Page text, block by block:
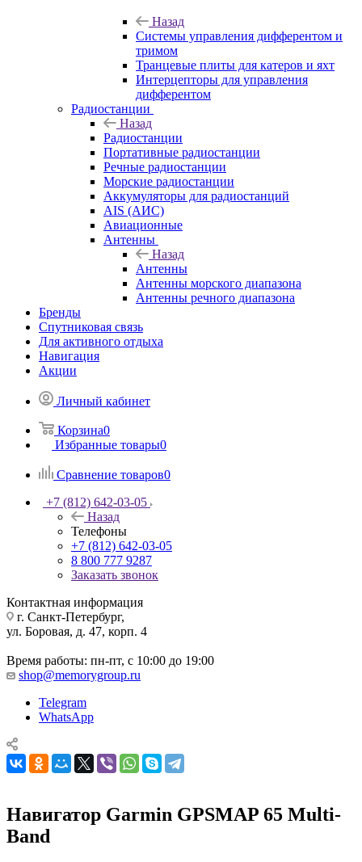
Назад
Системы управления дифферентом и
тримом
Транцевые плиты для катеров и яхт
Интерцепторы для управления
дифферентом
Радиостанции
Назад
Радиостанции
Портативные радиостанции
Речные радиостанции
Морские радиостанции
Аккумуляторы для радиостанций
AIS (АИС)
Авиационные
Антенны
Назад
Антенны
Антенны морского диапазона
Антенны речного диапазона
Бренды
Спутниковая связь
Для активного отдыха
Навигация
Акции
Личный кабинет
Корзина0
Избранные товары0
Сравнение товаров0
+7 (812) 642-03-05
Назад
Телефоны
+7 (812) 642-03-05
8 800 777 9287
Заказать звонок
Контактная информация
г. Санкт-Петербург,
ул. Боровая, д. 47, корп. 4
Время работы: пн-пт, с 10:00 до 19:00
shop@memorygroup.ru
Telegram
WhatsApp
Навигатор Garmin GPSMAP 65 Multi-
Band